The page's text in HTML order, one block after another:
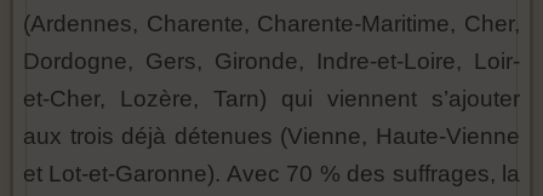
(Ardennes, Charente, Charente-Maritime, Cher,
Dordogne, Gers, Gironde, Indre-et-Loire, Loir-
et-Cher, Lozère, Tarn) qui viennent s’ajouter
aux trois déjà détenues (Vienne, Haute-Vienne
et Lot-et-Garonne). Avec 70 % des suffrages, la